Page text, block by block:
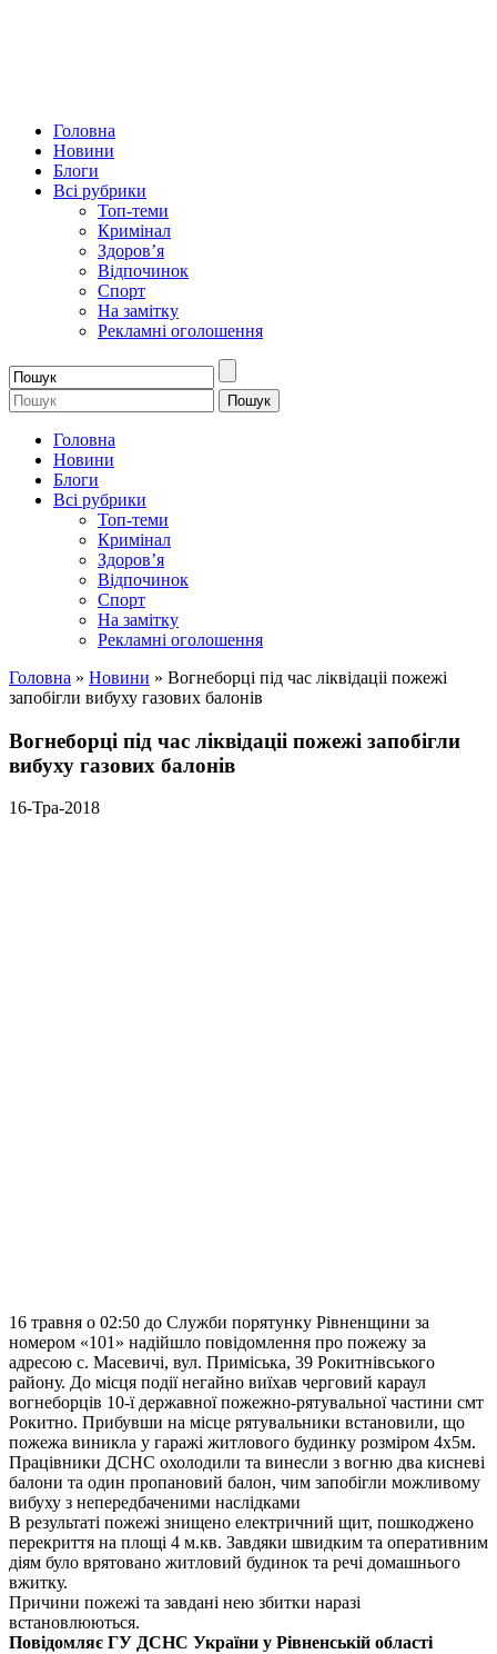
Головна
Новини
Блоги
Всі рубрики
Топ-теми
Кримінал
Здоров’я
Відпочинок
Спорт
На замітку
Рекламні оголошення
Головна
Новини
Блоги
Всі рубрики
Топ-теми
Кримінал
Здоров’я
Відпочинок
Спорт
На замітку
Рекламні оголошення
Головна » Новини » Вогнеборцi пiд час лiквiдацii пожежi
запобiгли вибуху газових балонiв
Вогнеборцi пiд час лiквiдацii пожежi запобiгли
вибуху газових балонiв
16-Тра-2018
16 травня о 02:50 до Служби порятунку Рівненщини за
номером «101» надійшло повідомлення про пожежу за
адресою с. Масевичі, вул. Приміська, 39 Рокитнівського
району. До місця події негайно виїхав черговий караул
вогнеборців 10-ї державної пожежно-рятувальної частини смт
Рокитно. Прибувши на місце рятувальники встановили, що
пожежа виникла у гаражі житлового будинку розміром 4х5м.
Працівники ДСНС охолодили та винесли з вогню два кисневі
балони та один пропановий балон, чим запобігли можливому
вибуху з непередбаченими наслідками
В результаті пожежі знищено електричний щит, пошкоджено
перекриття на площі 4 м.кв. Завдяки швидким та оперативним
діям було врятовано житловий будинок та речі домашнього
вжитку.
Причини пожежі та завдані нею збитки наразі
встановлюються.
Повідомляє ГУ ДСНС України у Рівненській області